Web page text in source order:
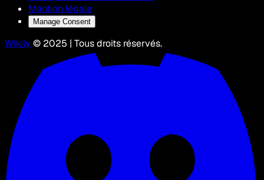
Mention légale
Manage Consent
Wikily © 2025 | Tous droits réservés.